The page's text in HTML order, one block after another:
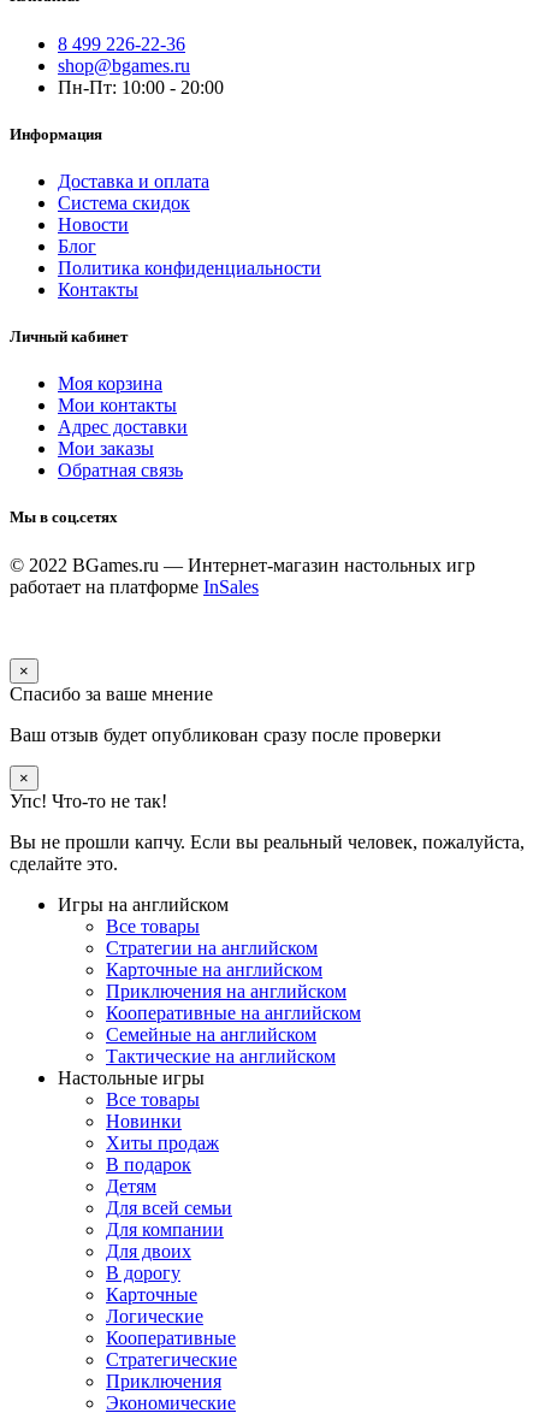
8 499 226-22-36
shop@bgames.ru
Пн-Пт: 10:00 - 20:00
Информация
Доставка и оплата
Система скидок
Новости
Блог
Политика конфиденциальности
Контакты
Личный кабинет
Моя корзина
Мои контакты
Адрес доставки
Мои заказы
Обратная связь
Мы в соц.сетях
© 2022 BGames.ru — Интернет-магазин настольных игр
работает на платформе InSales
×
Спасибо за ваше мнение
Ваш отзыв будет опубликован сразу после проверки
×
Упс! Что-то не так!
Вы не прошли капчу. Если вы реальный человек, пожалуйста,
сделайте это.
Игры на английском
Все товары
Стратегии на английском
Карточные на английском
Приключения на английском
Кооперативные на английском
Семейные на английском
Тактические на английском
Настольные игры
Все товары
Новинки
Хиты продаж
В подарок
Детям
Для всей семьи
Для компании
Для двоих
В дорогу
Карточные
Логические
Кооперативные
Стратегические
Приключения
Экономические